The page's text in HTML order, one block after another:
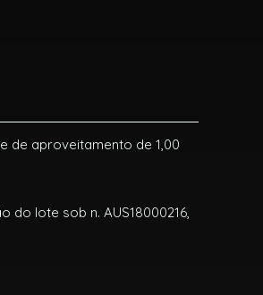
de aproveitamento de 1,00
lote sob n. AUS18000216,